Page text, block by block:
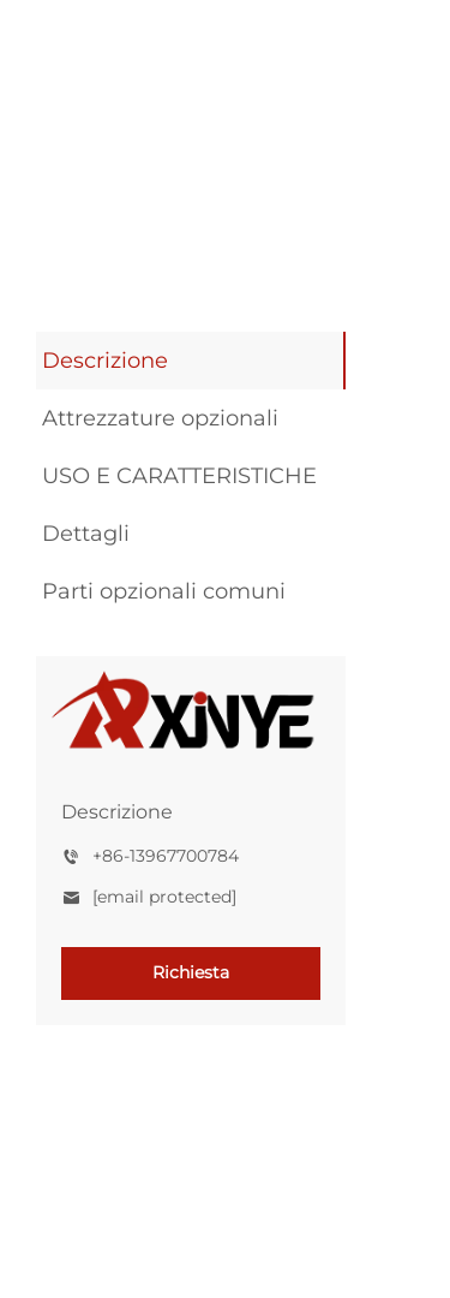
Descrizione
Attrezzature opzionali
USO E CARATTERISTICHE
Dettagli
Parti opzionali comuni
Descrizione
+86-13967700784
[email protected]
Richiesta